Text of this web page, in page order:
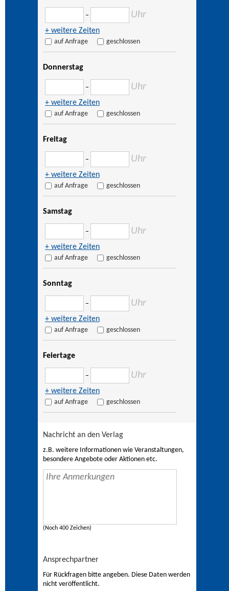
– Uhr
+ weitere Zeiten
auf Anfrage geschlossen
Donnerstag
– Uhr
+ weitere Zeiten
auf Anfrage geschlossen
Freitag
– Uhr
+ weitere Zeiten
auf Anfrage geschlossen
Samstag
– Uhr
+ weitere Zeiten
auf Anfrage geschlossen
Sonntag
– Uhr
+ weitere Zeiten
auf Anfrage geschlossen
Feiertage
– Uhr
+ weitere Zeiten
auf Anfrage geschlossen
Nachricht an den Verlag
z.B. weitere Informationen wie Veranstaltungen,
besondere Angebote oder Aktionen etc.
(Noch 400 Zeichen)
Ansprechpartner
Für Rückfragen bitte angeben. Diese Daten werden
nicht veröffentlicht.